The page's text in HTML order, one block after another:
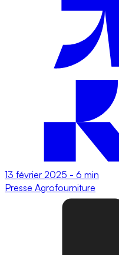
13 février 2025 - 6 min
Presse Agrofourniture